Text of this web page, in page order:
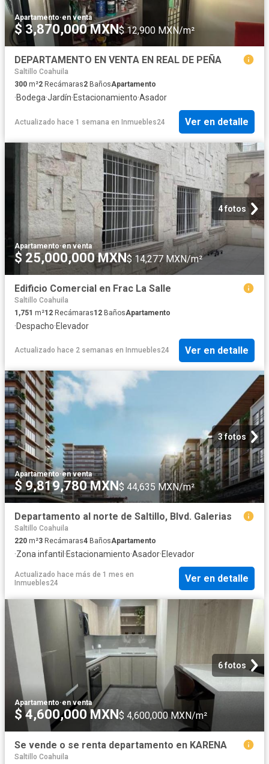
Apartamento·en venta
$ 3,870,000 MXN$ 12,900 MXN/m²
DEPARTAMENTO EN VENTA EN REAL DE PEÑA
Saltillo Coahuila
300 m²2 Recámaras2 BañosApartamento
·Bodega·Jardín·Estacionamiento·Asador
Actualizado hace 1 semana en Inmuebles24 Ver en detalle
4 fotos
Apartamento·en venta
$ 25,000,000 MXN$ 14,277 MXN/m²
Edificio Comercial en Frac La Salle
Saltillo Coahuila
1,751 m²12 Recámaras12 BañosApartamento
·Despacho·Elevador
Actualizado hace 2 semanas en Inmuebles24 Ver en detalle
3 fotos
Apartamento·en venta
$ 9,819,780 MXN $ 44,635 MXN/m²
Departamento al norte de Saltillo, Blvd. Galerias
Saltillo Coahuila
220 m²3 Recámaras4 BañosApartamento
·Zona infantil ·Estacionamiento·Asador·Elevador
Actualizado hace más de 1 mes en
Inmuebles24
Ver en detalle
6 fotos
Apartamento·en venta
$ 4,600,000 MXN$ 4,600,000 MXN/m²
Se vende o se renta departamento en KARENA
Saltillo Coahuila